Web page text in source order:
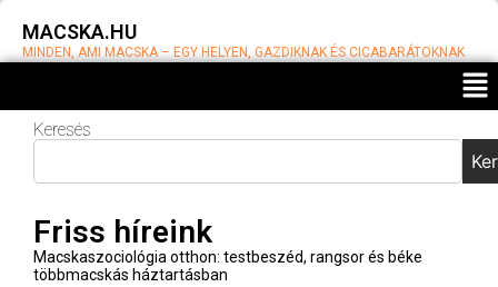
MACSKA.HU
MINDEN, AMI MACSKA – EGY HELYEN, GAZDIKNAK ÉS CICABARÁTOKNAK
Laza cicák
alacsony-
és könnyen
tartható
macskafajta
Keresés
Friss híreink
Macskaszociológia otthon: testbeszéd, rangsor és béke
többmacskás háztartásban